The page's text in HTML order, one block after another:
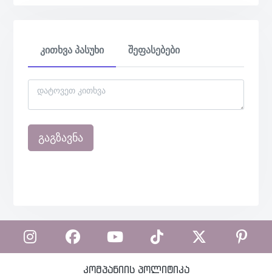
კითხვა პასუხი შეფასებები
გაგზავნა
კომპანიის პოლიტიკა